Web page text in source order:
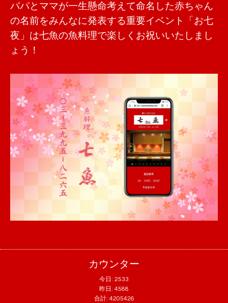
パパとママが一生懸命考えて命名した赤ちゃん
の名前をみんなに発表する重要イベント「お七
夜」は七魚の魚料理で楽しくお祝いいたしまし
ょう！
カウンター
今日: 2533
昨日: 4588
合計: 4205426